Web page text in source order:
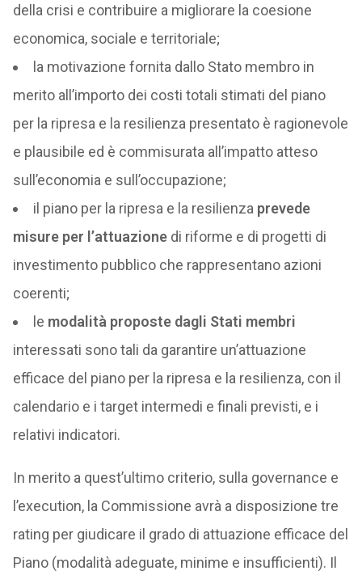
della crisi e contribuire a migliorare la coesione
economica, sociale e territoriale;
la motivazione fornita dallo Stato membro in
merito all’importo dei costi totali stimati del piano
per la ripresa e la resilienza presentato è ragionevole
e plausibile ed è commisurata all’impatto atteso
sull’economia e sull’occupazione;
il piano per la ripresa e la resilienza prevede
misure per l’attuazionedi riforme e di progetti di
investimento pubblico che rappresentano azioni
coerenti;
le modalità proposte dagli Stati membri
interessati sono tali da garantire un’attuazione
efficace del piano per la ripresa e la resilienza, con il
calendario e i target intermedi e finali previsti, e i
relativi indicatori.
In merito a quest’ultimo criterio, sulla governance e
l’execution, la Commissione avrà a disposizione tre
rating per giudicare il grado di attuazione efficace del
Piano (modalità adeguate, minime e insufficienti). Il